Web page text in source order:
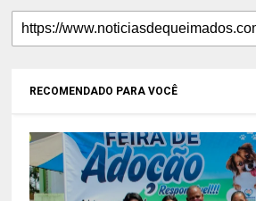
RECOMENDADO PARA VOCÊ